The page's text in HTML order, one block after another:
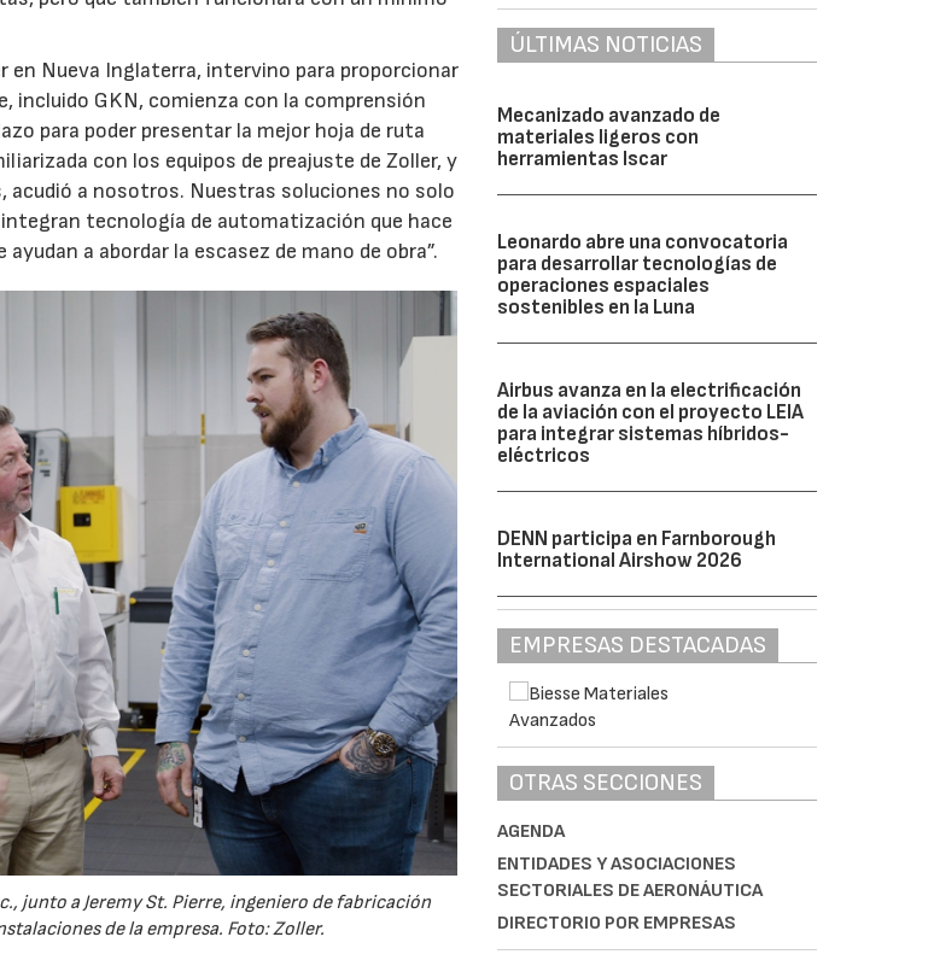
en Nueva Inglaterra, intervino para proporcionar
incluido GKN, comienza con la comprensión
para poder presentar la mejor hoja de ruta
con los equipos de preajuste de Zoller, y
acudió a nosotros. Nuestras soluciones no solo
tecnología de automatización que hace
a abordar la escasez de mano de obra”.
junto a Jeremy St. Pierre, ingeniero de fabricación
de la empresa. Foto: Zoller.
ÚLTIMAS NOTICIAS
Mecanizado avanzado de
materiales ligeros con
herramientas Iscar
Leonardo abre una convocatoria
para desarrollar tecnologías de
operaciones espaciales
sostenibles en la Luna
Airbus avanza en la electrificación
de la aviación con el proyecto LEIA
para integrar sistemas híbridos-
eléctricos
DENN participa en Farnborough
International Airshow 2026
EMPRESAS DESTACADAS
OTRAS SECCIONES
AGENDA
ENTIDADES Y ASOCIACIONES
SECTORIALES DE AERONÁUTICA
DIRECTORIO POR EMPRESAS